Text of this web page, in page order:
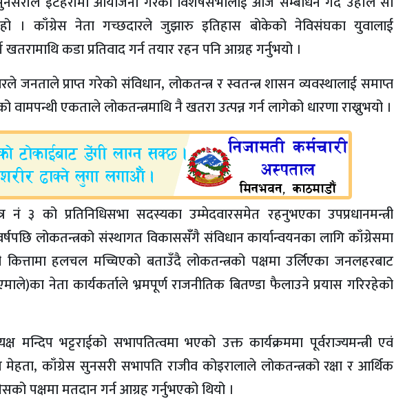
। काँग्रेस नेता गच्छदारले जुझारु इतिहास बोकेको नेविसंघका युवालाई
कडा प्रतिवाद गर्न तयार रहन पनि आग्रह गर्नुभयो ।
जनताले प्राप्त गरेको संविधान, लोकतन्त्र र स्वतन्त्र शासन व्यवस्थालाई समाप्त
वामपन्थी एकताले लोकतन्त्रमाथि नै खतरा उत्पन्न गर्न लागेको धारणा राख्नुभयो ।
नं ३ को प्रतिनिधिसभा सदस्यका उम्मेदवारसमेत रहनुभएका उपप्रधानमन्त्री
लोकतन्त्रको संस्थागत विकाससँँगै संविधान कार्यान्वयनका लागि काँग्रेसमा
हलचल मच्चिएको बताउँदै लोकतन्त्रको पक्षमा उर्लिएका जनलहरबाट
नेता कार्यकर्ताले भ्रमपूर्ण राजनीतिक बितण्डा फैलाउने प्रयास गरिरहेको
मन्दिप भट्टराईको सभापतित्वमा भएको उक्त कार्यक्रममा पूर्वराज्यमन्त्री एवं
मेहता, काँग्रेस सुनसरी सभापति राजीव कोइरालाले लोकतन्त्रको रक्षा र आर्थिक
पक्षमा मतदान गर्न आग्रह गर्नुभएको थियो ।